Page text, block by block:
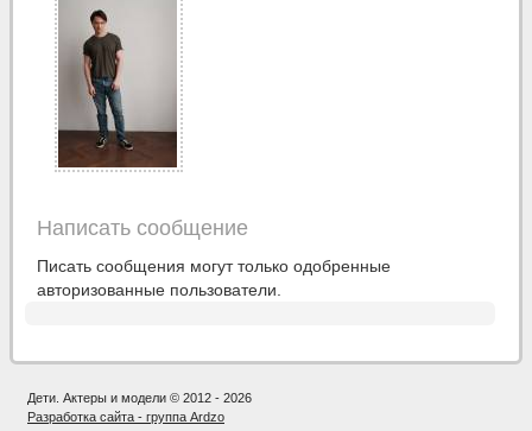
Написать сообщение
Писать сообщения могут только одобренные
авторизованные пользователи.
Дети. Актеры и модели © 2012 - 2026
Разработка сайта - группа Ardzo